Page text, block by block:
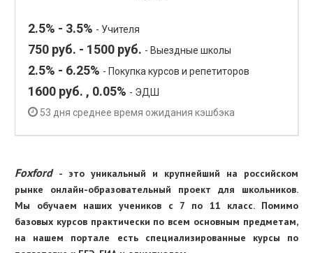
2.5% - 3.5% - Учителя
750 руб. - 1500 руб. - Выездные школы
2.5% - 6.25% - Покупка курсов и репетиторов
1600 руб. , 0.05% - ЭДШ
53 дня среднее время ожидания кэшбэка
Foxford - это уникальный и крупнейший на российском
рынке онлайн-образовательный проект для школьников.
Мы обучаем наших учеников с 7 по 11 класс. Помимо
базовых курсов практически по всем основным предметам,
на нашем портале есть специализированные курсы по